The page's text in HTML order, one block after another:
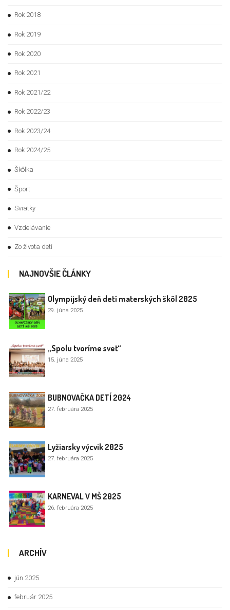
Rok 2018
Rok 2019
Rok 2020
Rok 2021
Rok 2021/22
Rok 2022/23
Rok 2023/24
Rok 2024/25
Škôlka
Šport
Sviatky
Vzdelávanie
Zo života detí
NAJNOVŠIE ČLÁNKY
Olympijský deň detí materských škôl 2025
29. júna 2025
„Spolu tvoríme svet“
15. júna 2025
BUBNOVAČKA DETÍ 2024
27. februára 2025
Lyžiarsky výcvik 2025
27. februára 2025
KARNEVAL V MŠ 2025
26. februára 2025
ARCHÍV
jún 2025
február 2025